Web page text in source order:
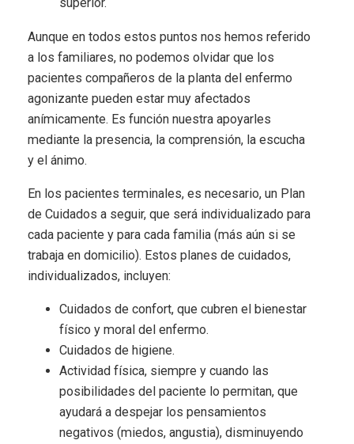
superior.
Aunque en todos estos puntos nos hemos referido
a los familiares, no podemos olvidar que los
pacientes compañeros de la planta del enfermo
agonizante pueden estar muy afectados
anímicamente. Es función nuestra apoyarles
mediante la presencia, la comprensión, la escucha
y el ánimo.
En los pacientes terminales, es necesario, un Plan
de Cuidados a seguir, que será individualizado para
cada paciente y para cada familia (más aún si se
trabaja en domicilio). Estos planes de cuidados,
individualizados, incluyen:
Cuidados de confort, que cubren el bienestar
físico y moral del enfermo.
Cuidados de higiene.
Actividad física, siempre y cuando las
posibilidades del paciente lo permitan, que
ayudará a despejar los pensamientos
negativos (miedos, angustia), disminuyendo